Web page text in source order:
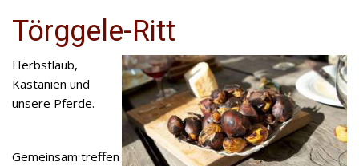
Törggele-Ritt
Herbstlaub,
Kastanien und
unsere Pferde.
Gemeinsam treffen